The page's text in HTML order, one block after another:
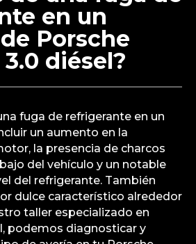
los
una fuga de
en un
Porsche
diésel?
fuga de refrigerante en un